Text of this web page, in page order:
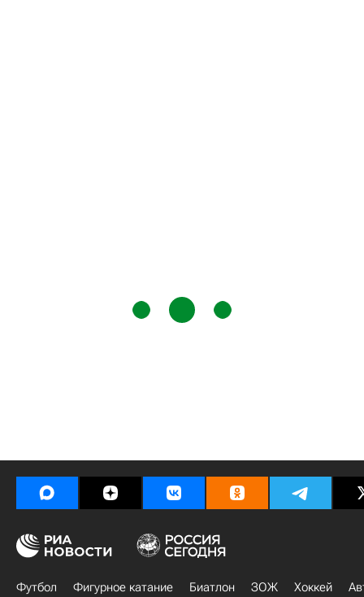
Футбол Фигурное катание Биатлон ЗОЖ Хоккей